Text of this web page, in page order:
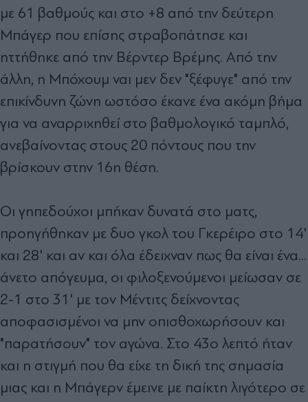
με 61 βαθμούς και στο +8 από την δεύτερη
Μπάγερ που επίσης στραβοπάτησε και
ηττήθηκε από την Βέρντερ Βρέμης. Από την
άλλη, η Μπόχουμ ναι μεν δεν "ξέφυγε" από την
επικίνδυνη ζώνη ωστόσο έκανε ένα ακόμη βήμα
για να αναρριχηθεί στο βαθμολογικό ταμπλό,
ανεβαίνοντας στους 20 πόντους που την
βρίσκουν στην 16η θέση.
Oι γηπεδούχοι μπήκαν δυνατά στο ματς,
προηγήθηκαν με δυο γκολ του Γκερέιρο στο 14'
και 28' και αν και όλα έδειχναν πως θα είναι ένα...
άνετο απόγευμα, οι φιλοξενούμενοι μείωσαν σε
2-1 στο 31' με τον Μέντιτς δείχνοντας
αποφασισμένοι να μην οπισθοχωρήσουν και
"παρατήσουν" τον αγώνα. Στο 43ο λεπτό ήταν
και η στιγμή που θα είχε τη δική της σημασία
μιας και η Μπάγερν έμεινε με παίκτη λιγότερο σε